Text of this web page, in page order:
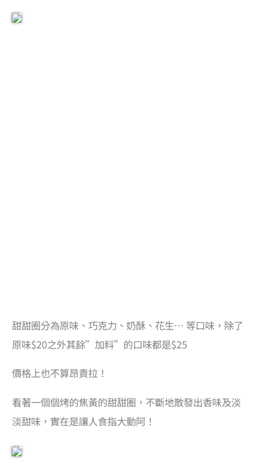
甜甜圈分為原味、巧克力、奶酥、花生… 等口味，除了
原味$20之外其餘”加料”的口味都是$25
價格上也不算昂貴拉！
看著一個個烤的焦黃的甜甜圈，不斷地散發出香味及淡
淡甜味，實在是讓人食指大動阿！